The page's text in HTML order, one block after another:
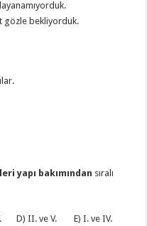
gözle bekliyorduk.
yapı bakımından sıralı
D) II. ve V. E) I. ve IV.